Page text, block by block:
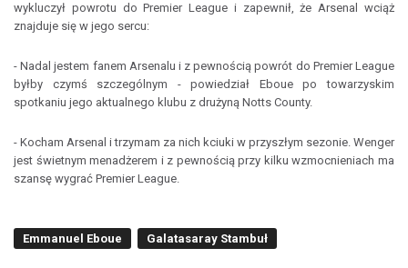
wykluczył powrotu do Premier League i zapewnił, że Arsenal wciąż
znajduje się w jego sercu:
- Nadal jestem fanem Arsenalu i z pewnością powrót do Premier League
byłby czymś szczególnym - powiedział Eboue po towarzyskim
spotkaniu jego aktualnego klubu z drużyną Notts County.
- Kocham Arsenal i trzymam za nich kciuki w przyszłym sezonie. Wenger
jest świetnym menadżerem i z pewnością przy kilku wzmocnieniach ma
szansę wygrać Premier League.
Emmanuel Eboue Galatasaray Stambuł